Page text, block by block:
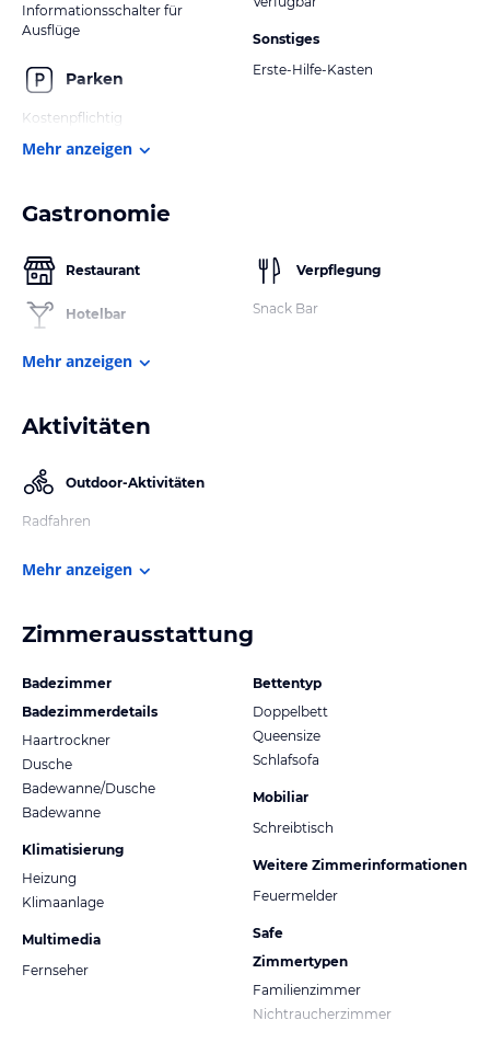
Informationsschalter für
Ausflüge
Parken
Kostenpflichtig
Sonstiges
Erste-Hilfe-Kasten
Mehr anzeigen
Gastronomie
Restaurant
Hotelbar
Verpflegung
Snack Bar
Mehr anzeigen
Aktivitäten
Outdoor-Aktivitäten
Radfahren
Mehr anzeigen
Zimmerausstattung
Badezimmer
Badezimmerdetails
Haartrockner
Dusche
Badewanne/Dusche
Badewanne
Klimatisierung
Heizung
Klimaanlage
Multimedia
Fernseher
Bettentyp
Doppelbett
Queensize
Schlafsofa
Mobiliar
Schreibtisch
Weitere Zimmerinformationen
Feuermelder
Safe
Zimmertypen
Familienzimmer
Nichtraucherzimmer